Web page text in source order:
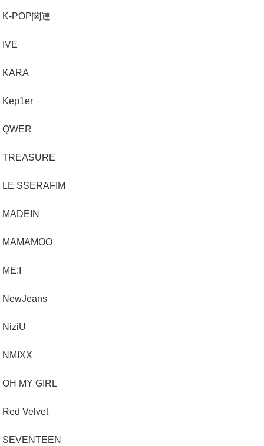
K-POP関連
IVE
KARA
Kep1er
QWER
TREASURE
LE SSERAFIM
MADEIN
MAMAMOO
ME:I
NewJeans
NiziU
NMIXX
OH MY GIRL
Red Velvet
SEVENTEEN